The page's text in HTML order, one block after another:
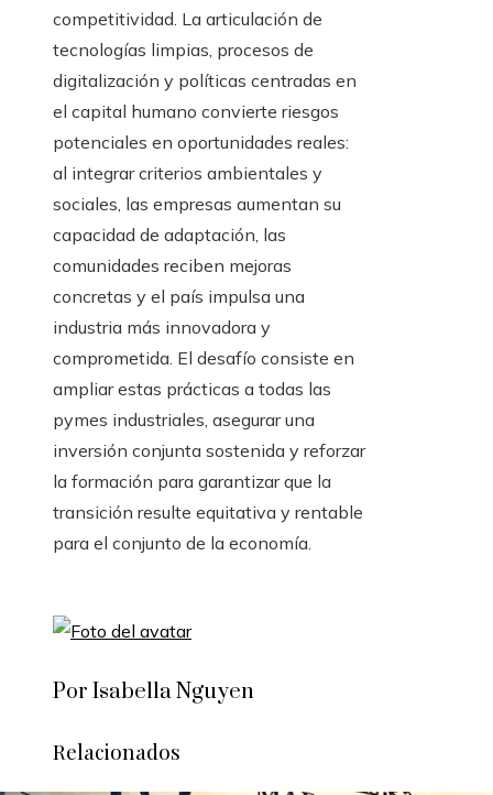
competitividad. La articulación de
tecnologías limpias, procesos de
digitalización y políticas centradas en
el capital humano convierte riesgos
potenciales en oportunidades reales:
al integrar criterios ambientales y
sociales, las empresas aumentan su
capacidad de adaptación, las
comunidades reciben mejoras
concretas y el país impulsa una
industria más innovadora y
comprometida. El desafío consiste en
ampliar estas prácticas a todas las
pymes industriales, asegurar una
inversión conjunta sostenida y reforzar
la formación para garantizar que la
transición resulte equitativa y rentable
para el conjunto de la economía.
Por Isabella Nguyen
Relacionados